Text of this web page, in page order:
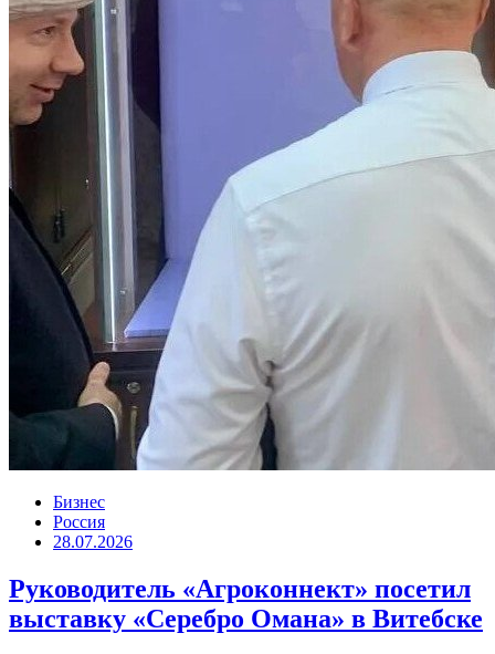
Бизнес
Россия
28.07.2026
Руководитель «Агроконнект» посетил
выставку «Серебро Омана» в Витебске